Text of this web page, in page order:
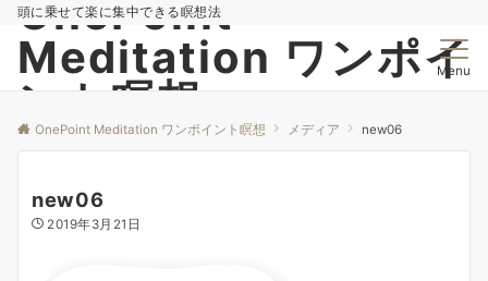
頭に乗せて楽に集中できる瞑想法
OnePoint
Meditation ワンポイ
ント瞑想
Menu
OnePoint Meditation ワンポイント瞑想 メディア new06
new06
2019年3月21日